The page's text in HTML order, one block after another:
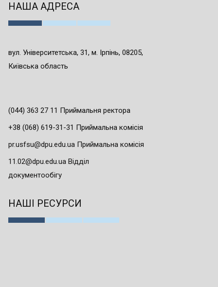
НАША АДРЕСА
вул. Університетська, 31, м. Ірпінь, 08205,
Київська область
(044) 363 27 11 Приймальня ректора
+38 (068) 619-31-31 Приймальна комісія
pr.usfsu@dpu.edu.ua Приймальна комісія
11.02@dpu.edu.ua Відділ
документообігу
НАШІ РЕСУРСИ